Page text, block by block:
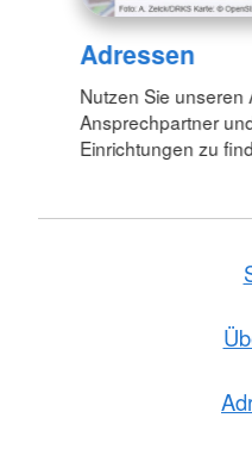
Adressen
Nutzen Sie unseren
Ansprechpartner
Einrichtungen zu